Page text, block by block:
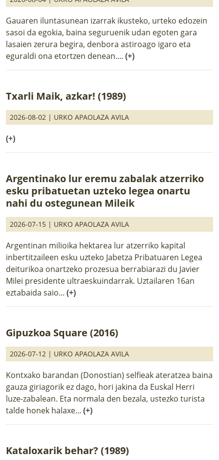
Gauaren iluntasunean izarrak ikusteko, urteko edozein
sasoi da egokia, baina seguruenik udan egoten gara
lasaien zerura begira, denbora astiroago igaro eta
eguraldi ona etortzen denean.... (+)
Txarli Maik, azkar! (1989)
2026-08-02 | URKO APAOLAZA AVILA
(+)
Argentinako lur eremu zabalak atzerriko
esku pribatuetan uzteko legea onartu
nahi du ostegunean Mileik
2026-07-15 | URKO APAOLAZA AVILA
Argentinan milioika hektarea lur atzerriko kapital
inbertitzaileen esku uzteko Jabetza Pribatuaren Legea
deiturikoa onartzeko prozesua berrabiarazi du Javier
Milei presidente ultraeskuindarrak. Uztailaren 16an
eztabaida saio... (+)
Gipuzkoa Square (2016)
2026-07-12 | URKO APAOLAZA AVILA
Kontxako barandan (Donostian) selfieak ateratzea baina
gauza giriagorik ez dago, hori jakina da Euskal Herri
luze-zabalean. Eta normala den bezala, ustezko turista
talde honek halaxe... (+)
Kataloxarik behar? (1989)